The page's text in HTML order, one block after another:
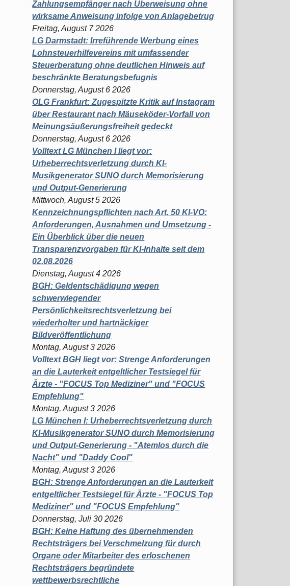
Zahlungsempfänger nach Überweisung ohne
wirksame Anweisung infolge von Anlagebetrug
Freitag, August 7 2026
LG Darmstadt: Irreführende Werbung eines
Lohnsteuerhilfevereins mit umfassender
Steuerberatung ohne deutlichen Hinweis auf
beschränkte Beratungsbefugnis
Donnerstag, August 6 2026
OLG Frankfurt: Zugespitzte Kritik auf Instagram
über Restaurant nach Mäuseköder-Vorfall von
Meinungsäußerungsfreiheit gedeckt
Donnerstag, August 6 2026
Volltext LG München I liegt vor:
Urheberrechtsverletzung durch KI-
Musikgenerator SUNO durch Memorisierung
und Output-Generierung
Mittwoch, August 5 2026
Kennzeichnungspflichten nach Art. 50 KI-VO:
Anforderungen, Ausnahmen und Umsetzung -
Ein Überblick über die neuen
Transparenzvorgaben für KI-Inhalte seit dem
02.08.2026
Dienstag, August 4 2026
BGH: Geldentschädigung wegen
schwerwiegender
Persönlichkeitsrechtsverletzung bei
wiederholter und hartnäckiger
Bildveröffentlichung
Montag, August 3 2026
Volltext BGH liegt vor: Strenge Anforderungen
an die Lauterkeit entgeltlicher Testsiegel für
Ärzte - "FOCUS Top Mediziner" und "FOCUS
Empfehlung"
Montag, August 3 2026
LG München I: Urheberrechtsverletzung durch
KI-Musikgenerator SUNO durch Memorisierung
und Output-Generierung - "Atemlos durch die
Nacht" und "Daddy Cool"
Montag, August 3 2026
BGH: Strenge Anforderungen an die Lauterkeit
entgeltlicher Testsiegel für Ärzte - "FOCUS Top
Mediziner" und "FOCUS Empfehlung"
Donnerstag, Juli 30 2026
BGH: Keine Haftung des übernehmenden
Rechtsträgers bei Verschmelzung für durch
Organe oder Mitarbeiter des erloschenen
Rechtsträgers begründete
wettbewerbsrechtliche